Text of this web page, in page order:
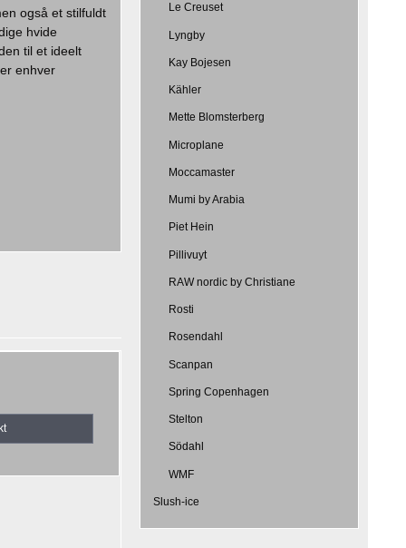
også et stilfuldt
hvide
til et ideelt
enhver
Le Creuset
Lyngby
Kay Bojesen
Kähler
Mette Blomsterberg
Microplane
Moccamaster
Mumi by Arabia
Piet Hein
Pillivuyt
RAW nordic by Christiane
Rosti
Rosendahl
Scanpan
Spring Copenhagen
Stelton
Södahl
WMF
Slush-ice